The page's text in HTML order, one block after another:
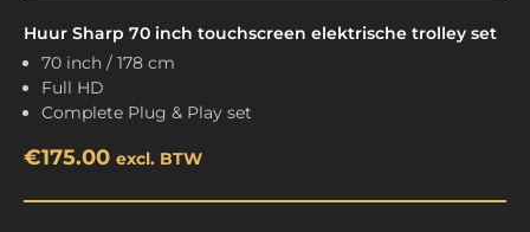
Huur Sharp 70 inch touchscreen elektrische trolley set
70 inch / 178 cm
Full HD
Complete Plug & Play set
€175.00 excl. BTW